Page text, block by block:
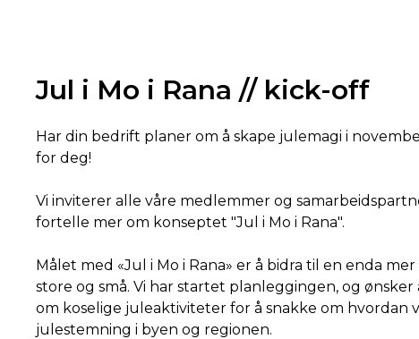
Jul i Mo i Rana // kick-off
Har din bedrift planer om å skape julemagi i
for deg!
Vi inviterer alle våre medlemmer og
fortelle mer om konseptet "Jul i Mo i Rana".
Målet med «Jul i Mo i Rana» er å bidra til en enda
store og små. Vi har startet planleggingen, og
om koselige juleaktiviteter for å snakke om hvordan
julestemning i byen og regionen.